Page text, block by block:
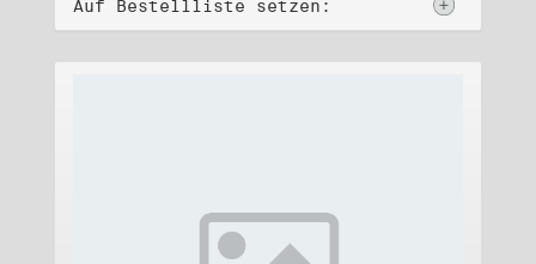
Auf Bestellliste setzen: